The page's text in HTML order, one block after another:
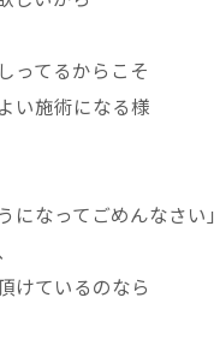
ってるからこそ
い施術になる様
になってごめんなさい」
けているのなら